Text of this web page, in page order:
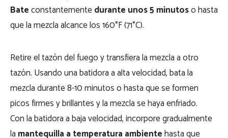
Bateconstantementedurante unos 5 minutoso hasta
que la mezcla alcance los 160°F (71°C).
Retire el tazón del fuego y transfiera la mezcla a otro
tazón. Usando una batidora a alta velocidad, bata la
mezcla durante 8-10 minutos o hasta que se formen
picos firmes y brillantes y la mezcla se haya enfriado.
Con la batidora a baja velocidad, incorpore gradualmente
la mantequilla a temperatura ambientehasta que